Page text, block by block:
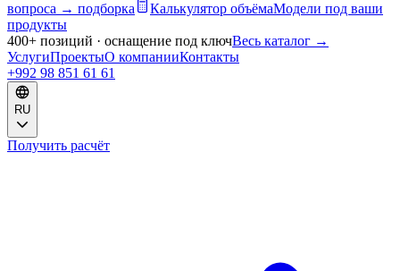
вопроса → подборка
Калькулятор объёмаМодели под ваши
продукты
400+ позиций · оснащение под ключВесь каталог →
УслугиПроектыО компанииКонтакты
+992 98 851 61 61
RU
Получить расчёт